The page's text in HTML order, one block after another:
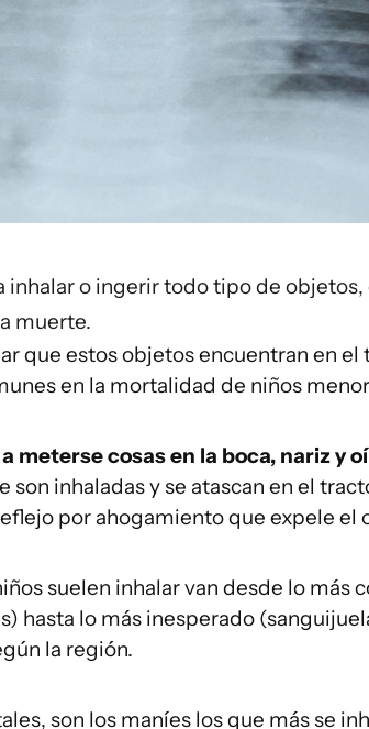
inhalar o ingerir todo tipo de objetos,
muerte.
que estos objetos encuentran en el
en la mortalidad de niños
meterse cosas en la boca, nariz y
son inhaladas y se atascan en el
por ahogamiento que expele el
suelen inhalar van desde lo más
hasta lo más inesperado
la región.
son los maníes los que más se